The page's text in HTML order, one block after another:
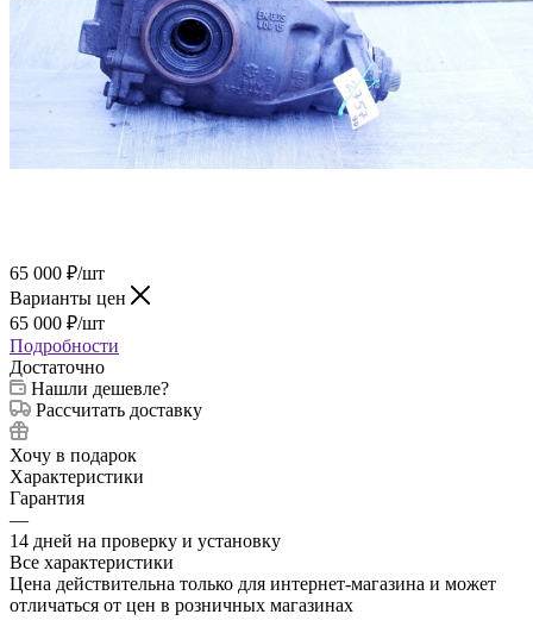
65 000 ₽/шт
Варианты цен
65 000 ₽/шт
Подробности
Достаточно
Нашли дешевле?
Рассчитать доставку
Хочу в подарок
Характеристики
Гарантия
—
14 дней на проверку и установку
Все характеристики
Цена действительна только для интернет-магазина и может
отличаться от цен в розничных магазинах